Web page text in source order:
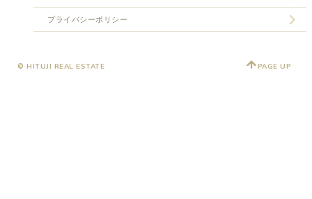
プライバシーポリシー
© HITUJI REAL ESTATE PAGE UP